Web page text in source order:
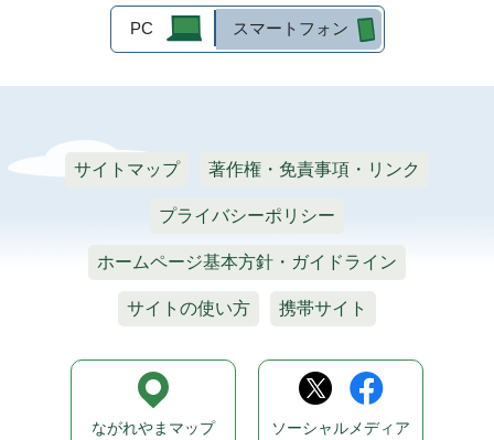
PC スマートフォン
サイトマップ 著作権・免責事項・リンク
プライバシーポリシー
ホームページ基本方針・ガイドライン
サイトの使い方 携帯サイト
ながれやまマップ ソーシャルメディア